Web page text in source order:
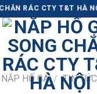
RÁC CTY T&T HÀ NỘI
NẮP HỐ GA / TIN